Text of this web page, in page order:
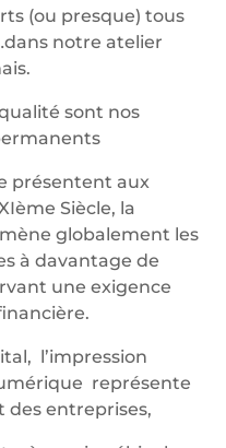
(ou presque) tous
notre atelier
sont nos
présentent aux
Siècle, la
globalement les
à davantage de
une exigence
l’impression
représente
des entreprises,